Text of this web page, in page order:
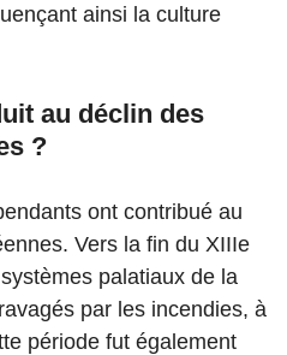
ainsi la culture
au déclin des
?
ont contribué au
Vers la fin du XIIIe
palatiaux de la
par les incendies, à
période fut également